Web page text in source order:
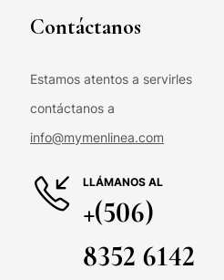
Contáctanos
Estamos atentos a servirles
contáctanos a
info@mymenlinea.com
LLÁMANOS AL
+(506)
8352 6142